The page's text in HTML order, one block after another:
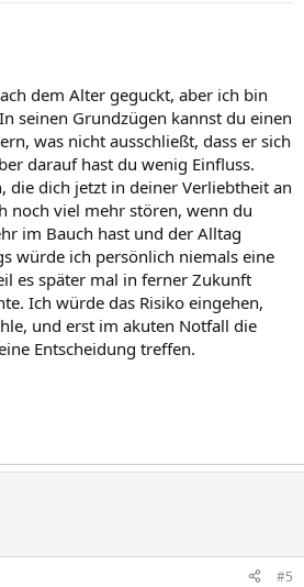
dem Alter geguckt, aber ich bin
seinen Grundzügen kannst du einen
was nicht ausschließt, dass er sich
darauf hast du wenig Einfluss.
die dich jetzt in deiner Verliebtheit an
noch viel mehr stören, wenn du
im Bauch hast und der Alltag
würde ich persönlich niemals eine
es später mal in ferner Zukunft
Ich würde das Risiko eingehen,
und erst im akuten Notfall die
Entscheidung treffen.
#5